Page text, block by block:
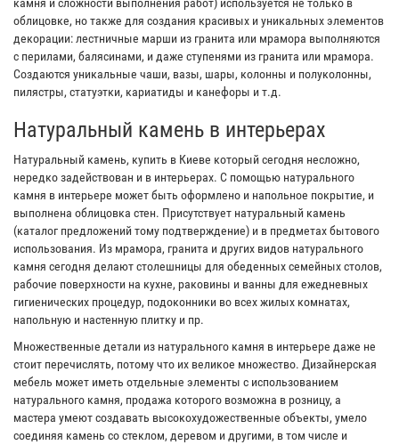
камня и сложности выполнения работ) используется не только в
облицовке, но также для создания красивых и уникальных элементов
декорации: лестничные марши из гранита или мрамора выполняются
с перилами, балясинами, и даже ступенями из гранита или мрамора.
Создаются уникальные чаши, вазы, шары, колонны и полуколонны,
пилястры, статуэтки, кариатиды и канефоры и т.д.
Натуральный камень в интерьерах
Натуральный камень, купить в Киеве который сегодня несложно,
нередко задействован и в интерьерах. С помощью натурального
камня в интерьере может быть оформлено и напольное покрытие, и
выполнена облицовка стен. Присутствует натуральный камень
(каталог предложений тому подтверждение) и в предметах бытового
использования. Из мрамора, гранита и других видов натурального
камня сегодня делают столешницы для обеденных семейных столов,
рабочие поверхности на кухне, раковины и ванны для ежедневных
гигиенических процедур, подоконники во всех жилых комнатах,
напольную и настенную плитку и пр.
Множественные детали из натурального камня в интерьере даже не
стоит перечислять, потому что их великое множество. Дизайнерская
мебель может иметь отдельные элементы с использованием
натурального камня, продажа которого возможна в розницу, а
мастера умеют создавать высокохудожественные объекты, умело
соединяя камень со стеклом, деревом и другими, в том числе и